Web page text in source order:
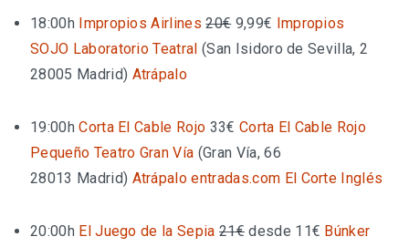
18:00h Impropios Airlines 20€9,99€ Impropios
SOJO Laboratorio Teatral (San Isidoro de Sevilla, 2
28005 Madrid) Atrápalo
19:00h Corta El Cable Rojo 33€ Corta El Cable Rojo
Pequeño Teatro Gran Vía (Gran Vía, 66
28013 Madrid) Atrápalo entradas.com El Corte Inglés
20:00h El Juego de la Sepia 21€desde 11€ Búnker